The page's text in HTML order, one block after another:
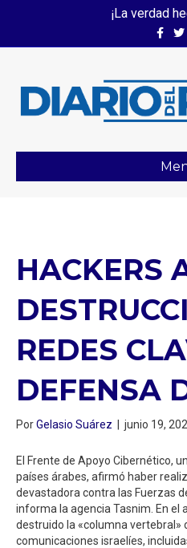
¡La verdad
Facebook
HACKERS
REDES
DEFENSA
PorGelasio Suárez | junio 19,
El Frente de Apoyo Cibernético,
países árabes, afirmó haber
devastadora contra las Fuerzas
informa la agencia Tasnim. En el
destruido la «columna vertebral»
comunicaciones israelíes,